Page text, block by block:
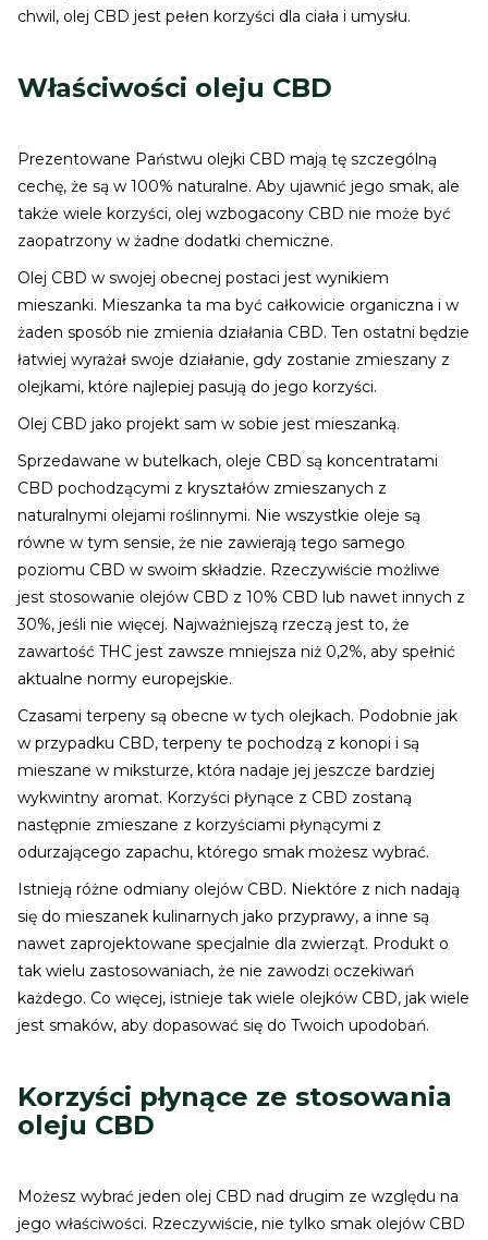
chwil, olej CBD jest pełen korzyści dla ciała i umysłu.
Właściwości oleju CBD
Prezentowane Państwu olejki CBD mają tę szczególną
cechę, że są w 100% naturalne. Aby ujawnić jego smak, ale
także wiele korzyści, olej wzbogacony CBD nie może być
zaopatrzony w żadne dodatki chemiczne.
Olej CBD w swojej obecnej postaci jest wynikiem
mieszanki. Mieszanka ta ma być całkowicie organiczna i w
żaden sposób nie zmienia działania CBD. Ten ostatni będzie
łatwiej wyrażał swoje działanie, gdy zostanie zmieszany z
olejkami, które najlepiej pasują do jego korzyści.
Olej CBD jako projekt sam w sobie jest mieszanką.
Sprzedawane w butelkach, oleje CBD są koncentratami
CBD pochodzącymi z kryształów zmieszanych z
naturalnymi olejami roślinnymi. Nie wszystkie oleje są
równe w tym sensie, że nie zawierają tego samego
poziomu CBD w swoim składzie. Rzeczywiście możliwe
jest stosowanie olejów CBD z 10% CBD lub nawet innych z
30%, jeśli nie więcej. Najważniejszą rzeczą jest to, że
zawartość THC jest zawsze mniejsza niż 0,2%, aby spełnić
aktualne normy europejskie.
Czasami terpeny są obecne w tych olejkach. Podobnie jak
w przypadku CBD, terpeny te pochodzą z konopi i są
mieszane w miksturze, która nadaje jej jeszcze bardziej
wykwintny aromat. Korzyści płynące z CBD zostaną
następnie zmieszane z korzyściami płynącymi z
odurzającego zapachu, którego smak możesz wybrać.
Istnieją różne odmiany olejów CBD. Niektóre z nich nadają
się do mieszanek kulinarnych jako przyprawy, a inne są
nawet zaprojektowane specjalnie dla zwierząt. Produkt o
tak wielu zastosowaniach, że nie zawodzi oczekiwań
każdego. Co więcej, istnieje tak wiele olejków CBD, jak wiele
jest smaków, aby dopasować się do Twoich upodobań.
Korzyści płynące ze stosowania
oleju CBD
Możesz wybrać jeden olej CBD nad drugim ze względu na
jego właściwości. Rzeczywiście, nie tylko smak olejów CBD